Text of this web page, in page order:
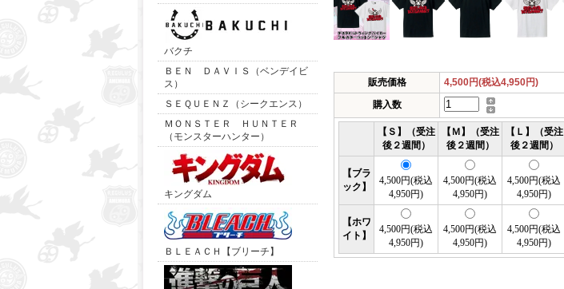
バクチ
ＢＥＮ ＤＡＶＩＳ（ベンデイビ
ス）
ＳＥＱＵＥＮＺ（シークエンス）
ＭＯＮＳＴＥＲ ＨＵＮＴＥＲ
（モンスターハンター）
キングダム
ＢＬＥＡＣＨ【ブリーチ】
販売価格
4,500円(税込4,950円)
購入数
【Ｓ】（受注
後２週間）
【Ｍ】（受注
後２週間）
【Ｌ】（受注
後２週間）
【ブラ
ック】
4,500円(税込
4,950円)
4,500円(税込
4,950円)
4,500円(税込
4,950円)
【ホワ
イト】
4,500円(税込
4,950円)
4,500円(税込
4,950円)
4,500円(税込
4,950円)